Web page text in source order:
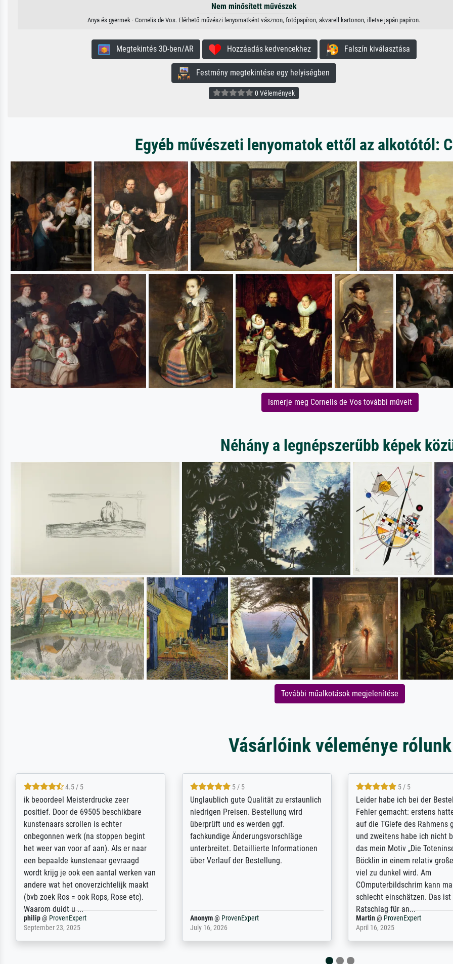
Nem minősített művészek
Anya és gyermek · Cornelis de Vos. Elérhető művészi lenyomatként vásznon, fotópapíron, akvarell kartonon, illetve japán papíron.
Megtekintés 3D-ben/AR Hozzáadás kedvencekhez Falszín kiválasztása
Festmény megtekintése egy helyiségben
0 Vélemények
Egyéb művészeti lenyomatok ettől az alkotótól:
Ismerje meg Cornelis de Vos további műveit
Néhány a legnépszerűbb képek
További műalkotások megjelenítése
Vásárlóink véleménye rólunk
5 / 5
Die Zufriedenheit ist auch nicht dadurch
getrübt, dass das Bild entgegen einer
angegebenen Lieferanschrift (sollte
eine Überraschung für die normannische
Ehefrau sein zum Hochzeits- gleichzeitig
auch Geburtstag sein) doch nach zu
Hause zugestellt wurde.
Jürgen@ProvenExpert
April 22, 2026
5 / 5
Excellent / Highly recommended. The
selection, ordering and payment process
were easy, shipping was efficient and
the item itself exceeds expectations. I
am based in the UK and found the site
searching for a specific print - I am very
SJL@ProvenExpert
December 2, 2025
5 / 5
The team at Meisterdrucke
meet its clients demands,
expert advice on how to
results for the prints
client. The company has a
repertoire of prints to
will provide excellent service
regards to prints which are
repertoire. Highly
Anonym@ProvenExpert
April 22, 2026